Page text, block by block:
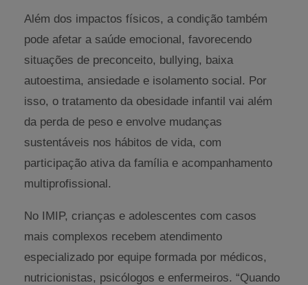
Além dos impactos físicos, a condição também
pode afetar a saúde emocional, favorecendo
situações de preconceito, bullying, baixa
autoestima, ansiedade e isolamento social. Por
isso, o tratamento da obesidade infantil vai além
da perda de peso e envolve mudanças
sustentáveis nos hábitos de vida, com
participação ativa da família e acompanhamento
multiprofissional.
No IMIP, crianças e adolescentes com casos
mais complexos recebem atendimento
especializado por equipe formada por médicos,
nutricionistas, psicólogos e enfermeiros. “Quando